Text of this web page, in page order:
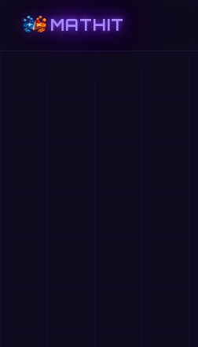
MATHIT